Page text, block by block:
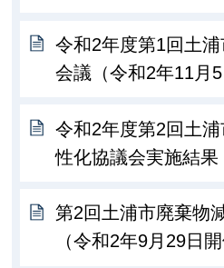
令和2年度第1回土
会議（令和2年11月5
令和2年度第2回土
性化協議会実施結果
第2回土浦市廃棄物
（令和2年9月29日開